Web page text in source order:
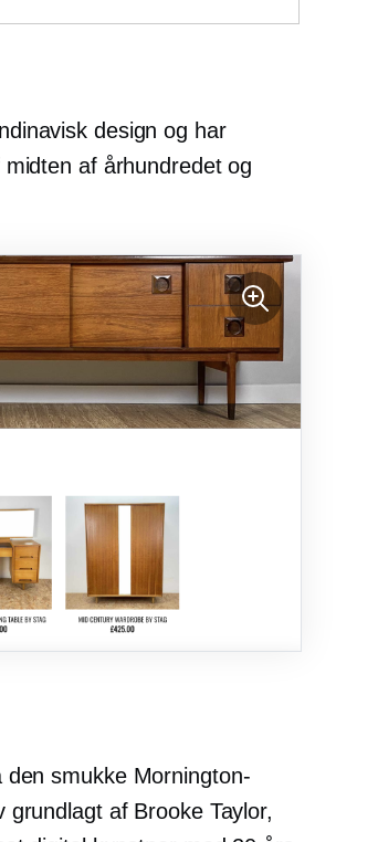
design og har
midten af ​​århundredetog
den smukke Mornington-
grundlagt af Brooke Taylor,